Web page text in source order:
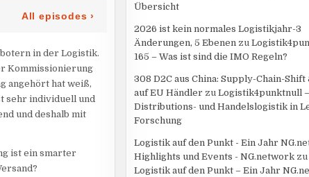
in der Logistik.
Kommissionierung
angehört hat weiß,
sehr individuell und
und deshalb mit
ist ein smarter
Übersicht
2026 ist kein normales Logistikjahr-3
Änderungen, 5 Ebenenzu
165 – Was ist sind die IMO Regeln?
308 D2C aus China: Supply-Chain-
auf EU Händler zu Logistik4punktnull –
Distributions- und Handelslogistik in
Forschung
Logistik auf den Punkt - Ein Jahr
Highlights und Events - NG.networkzu
Logistik auf den Punkt – Ein Jahr